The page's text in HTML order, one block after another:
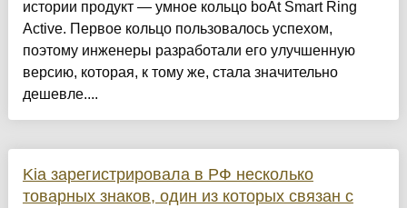
истории продукт — умное кольцо boAt Smart Ring
Active. Первое кольцо пользовалось успехом,
поэтому инженеры разработали его улучшенную
версию, которая, к тому же, стала значительно
дешевле....
Kia зарегистрировала в РФ несколько
товарных знаков, один из которых связан с